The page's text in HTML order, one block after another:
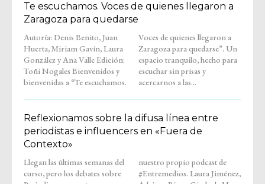
Te escuchamos. Voces de quienes llegaron a
Zaragoza para quedarse
Autoría: Denis Benito, Juan
Huerta, Miriam Gavín, Laura
González y Ana Valle Edición:
Toñi Nogales Bienvenidos y
bienvenidas a “Te escuchamos.
Voces de quienes llegaron a
Zaragoza para quedarse”. Un
espacio tranquilo, hecho para
escuchar sin prisas y
acercarnos a las...
Reflexionamos sobre la difusa línea entre
periodistas e influencers en «Fuera de
Contexto»
Llegan las últimas semanas del
curso, pero los debates sobre
nuestro propio podcast de
#Entremedios. Laura Jiménez,